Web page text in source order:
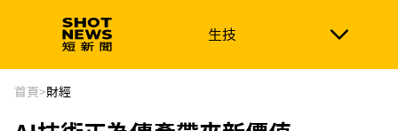
生技
生技 政治
首頁>財經